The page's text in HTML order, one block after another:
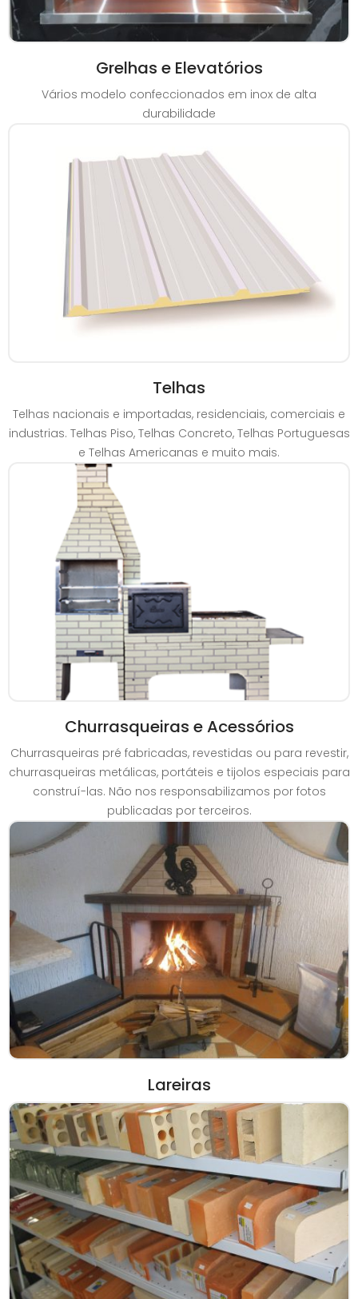
Grelhas e Elevatórios
Vários modelo confeccionados em inox de alta
durabilidade
Telhas
Telhas nacionais e importadas, residenciais, comerciais e
industrias. Telhas Piso, Telhas Concreto, Telhas Portuguesas
e Telhas Americanas e muito mais.
Churrasqueiras e Acessórios
Churrasqueiras pré fabricadas, revestidas ou para revestir,
churrasqueiras metálicas, portáteis e tijolos especiais para
construí-las. Não nos responsabilizamos por fotos
publicadas por terceiros.
Lareiras